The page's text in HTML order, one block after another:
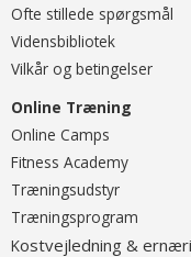
Ofte stillede spørgsmål
Vidensbibliotek
Vilkår og betingelser
Online Træning
Online Camps
Fitness Academy
Træningsudstyr
Træningsprogram
Kostvejledning &